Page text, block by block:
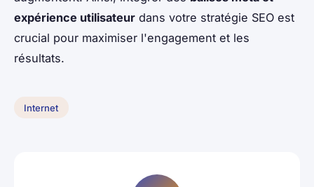
expérience utilisateur dans votre stratégie SEO est
crucial pour maximiser l'engagement et les
résultats.
Internet